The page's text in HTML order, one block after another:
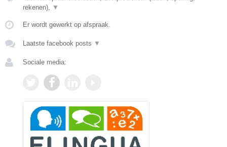
rekenen), ▼
Er wordt gewerkt op afspraak.
Laatste facebook posts ▼
Sociale media: